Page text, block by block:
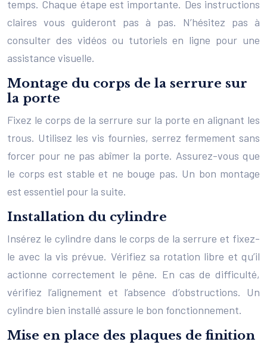
temps. Chaque étape est importante. Des instructions
claires vous guideront pas à pas. N’hésitez pas à
consulter des vidéos ou tutoriels en ligne pour une
assistance visuelle.
Montage du corps de la serrure sur
la porte
Fixez le corps de la serrure sur la porte en alignant les
trous. Utilisez les vis fournies, serrez fermement sans
forcer pour ne pas abîmer la porte. Assurez-vous que
le corps est stable et ne bouge pas. Un bon montage
est essentiel pour la suite.
Installation du cylindre
Insérez le cylindre dans le corps de la serrure et fixez-
le avec la vis prévue. Vérifiez sa rotation libre et qu’il
actionne correctement le pêne. En cas de difficulté,
vérifiez l’alignement et l’absence d’obstructions. Un
cylindre bien installé assure le bon fonctionnement.
Mise en place des plaques de finition